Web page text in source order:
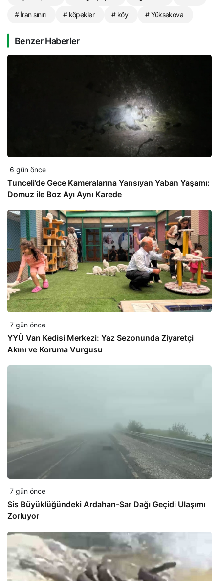
# İran sınırı # köpekler # köy # Yüksekova
Benzer Haberler
6 gün önce
Tunceli’de Gece Kameralarına Yansıyan Yaban Yaşamı:
Domuz ile Boz Ayı Aynı Karede
7 gün önce
YYÜ Van Kedisi Merkezi: Yaz Sezonunda Ziyaretçi
Akını ve Koruma Vurgusu
7 gün önce
Sis Büyüklüğündeki Ardahan-Sar Dağı Geçidi Ulaşımı
Zorluyor